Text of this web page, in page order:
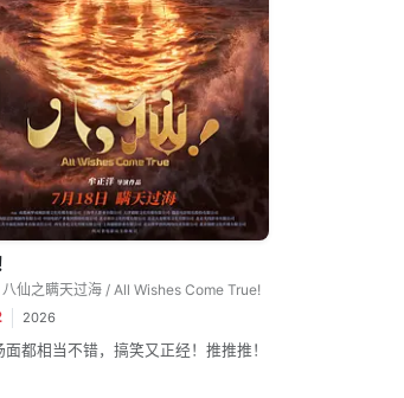
八仙之瞒天过海 / All Wishes Come True!
2026
面都相当不错，搞笑又正经！推推推！